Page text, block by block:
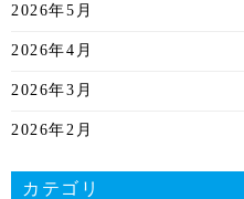
2026年5月
2026年4月
2026年3月
2026年2月
2026年1月
カテゴリ